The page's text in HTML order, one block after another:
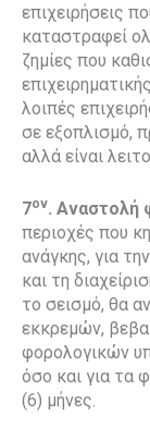
επιχειρήσεις
καταστραφεί
ζημίες που
λοιπές
σε εξοπλισμό,
αλλά είναι
7ον. Αναστολή
περιοχές που
ανάγκης, για
και τη
το σεισμό, θα
εκκρεμών,
φορολογικών
όσο και για τα
(6) μήνες.